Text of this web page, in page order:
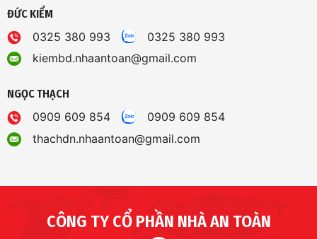
ĐỨC KIỂM
0325 380 993
0325 380 993
kiembd.nhaantoan@gmail.com
NGỌC THẠCH
0909 609 854
0909 609 854
thachdn.nhaantoan@gmail.com
CÔNG TY CỔ PHẦN NHÀ AN TOÀN